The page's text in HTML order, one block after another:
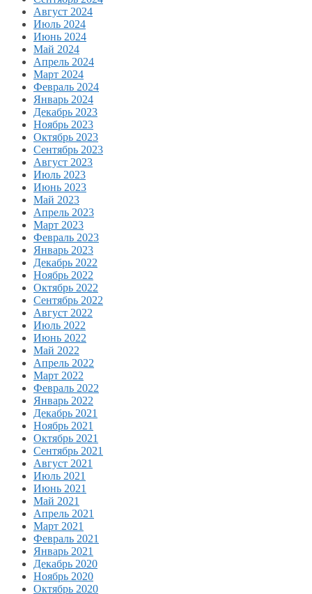
Август 2024
Июль 2024
Июнь 2024
Май 2024
Апрель 2024
Март 2024
Февраль 2024
Январь 2024
Декабрь 2023
Ноябрь 2023
Октябрь 2023
Сентябрь 2023
Август 2023
Июль 2023
Июнь 2023
Май 2023
Апрель 2023
Март 2023
Февраль 2023
Январь 2023
Декабрь 2022
Ноябрь 2022
Октябрь 2022
Сентябрь 2022
Август 2022
Июль 2022
Июнь 2022
Май 2022
Апрель 2022
Март 2022
Февраль 2022
Январь 2022
Декабрь 2021
Ноябрь 2021
Октябрь 2021
Сентябрь 2021
Август 2021
Июль 2021
Июнь 2021
Май 2021
Апрель 2021
Март 2021
Февраль 2021
Январь 2021
Декабрь 2020
Ноябрь 2020
Октябрь 2020